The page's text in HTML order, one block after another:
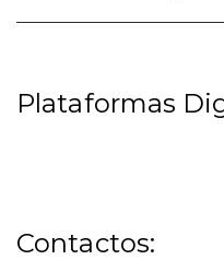
Plataformas
Contactos: